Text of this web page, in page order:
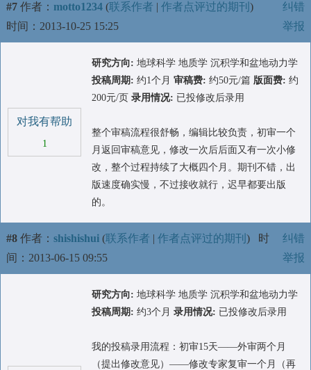
#7 作者： motto1234 (联系作者 | 作者点评过的期刊 )
时间：2013-10-25 15:25
纠错
举报
对我有帮助
1
研究方向: 地球科学 地质学 沉积学和盆地动力学
投稿周期: 约1个月 审稿费: 约50元/篇 版面费: 约
200元/页 录用情况: 已投修改后录用
整个审稿流程很舒畅，编辑比较负责，初审一个
月返回审稿意见，修改一次后后面又有一次小修
改，整个过程持续了大概四个月。期刊不错，出
版速度确实慢，不过接收就行，迟早都要出版
的。
#8 作者： shishishui (联系作者 | 作者点评过的期刊 ) 时
间：2013-06-15 09:55
纠错
举报
研究方向: 地球科学 地质学 沉积学和盆地动力学
投稿周期: 约3个月 录用情况: 已投修改后录用
我的投稿录用流程：初审15天——外审两个月
（提出修改意见）——修改专家复审一个月（再